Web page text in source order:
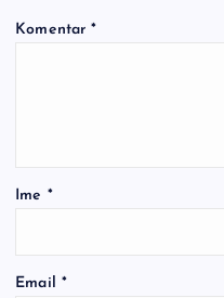
Komentar*
Ime *
Email *